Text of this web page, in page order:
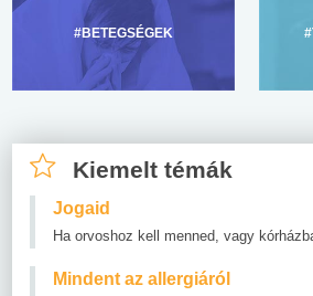
#BETEGSÉGEK
Kiemelt témák
Jogaid
Ha orvoshoz kell menned, vagy
Mindent az allergiáról